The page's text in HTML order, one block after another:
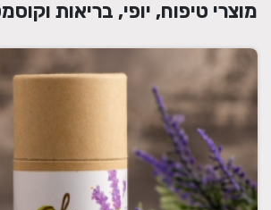
מוצרי טיפוח, יופי, בריאות